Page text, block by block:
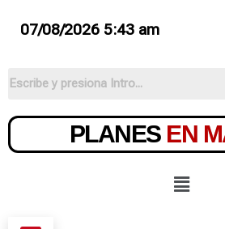
07/08/2026 5:43 am
PLANES EN